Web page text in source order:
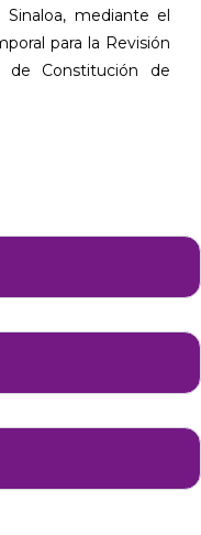
mediante el
para la Revisión
Constitución de